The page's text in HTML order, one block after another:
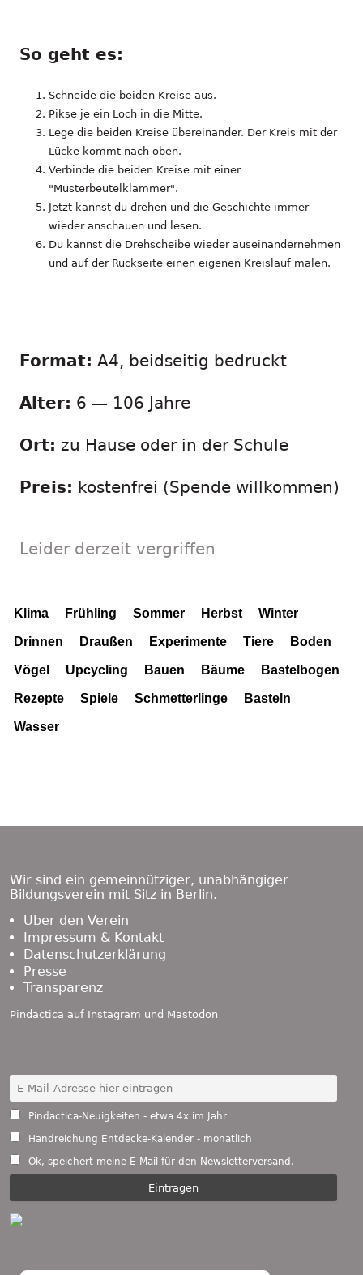
So geht es:
Schneide die beiden Kreise aus.
Pikse je ein Loch in die Mitte.
Lege die beiden Kreise übereinander. Der Kreis mit der
Lücke kommt nach oben.
Verbinde die beiden Kreise mit einer
"Musterbeutelklammer".
Jetzt kannst du drehen und die Geschichte immer
wieder anschauen und lesen.
Du kannst die Drehscheibe wieder auseinandernehmen
und auf der Rückseite einen eigenen Kreislauf malen.
Format: A4, beidseitig bedruckt
Alter: 6 — 106 Jahre
Ort: zu Hause oder in der Schule
Preis: kostenfrei (Spende willkommen)
Leider derzeit vergriffen
Klima Frühling Sommer Herbst Winter
Drinnen Draußen Experimente Tiere Boden
Vögel Upcycling Bauen Bäume Bastelbogen
Rezepte Spiele Schmetterlinge Basteln
Wasser
Wir sind ein gemeinnütziger, unabhängiger
Bildungsverein mit Sitz in Berlin.
Über den Verein
Impressum & Kontakt
Datenschutzerklärung
Presse
Transparenz
Pindactica auf Instagram und Mastodon
Pindactica-Neuigkeiten - etwa 4x im Jahr
Handreichung Entdecke-Kalender - monatlich
Ok, speichert meine E-Mail für den Newsletterversand.